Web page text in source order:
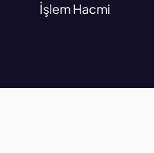
İşlem Hacmi